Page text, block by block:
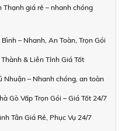
giá rẻ – nhanh chóng
– Nhanh, An Toàn, Trọn Gói
& Liên Tỉnh Giá Tốt
Nhuận – Nhanh chóng, an toàn
Gò Vấp Trọn Gói – Giá Tốt 24/7
Tân Giá Rẻ, Phục Vụ 24/7